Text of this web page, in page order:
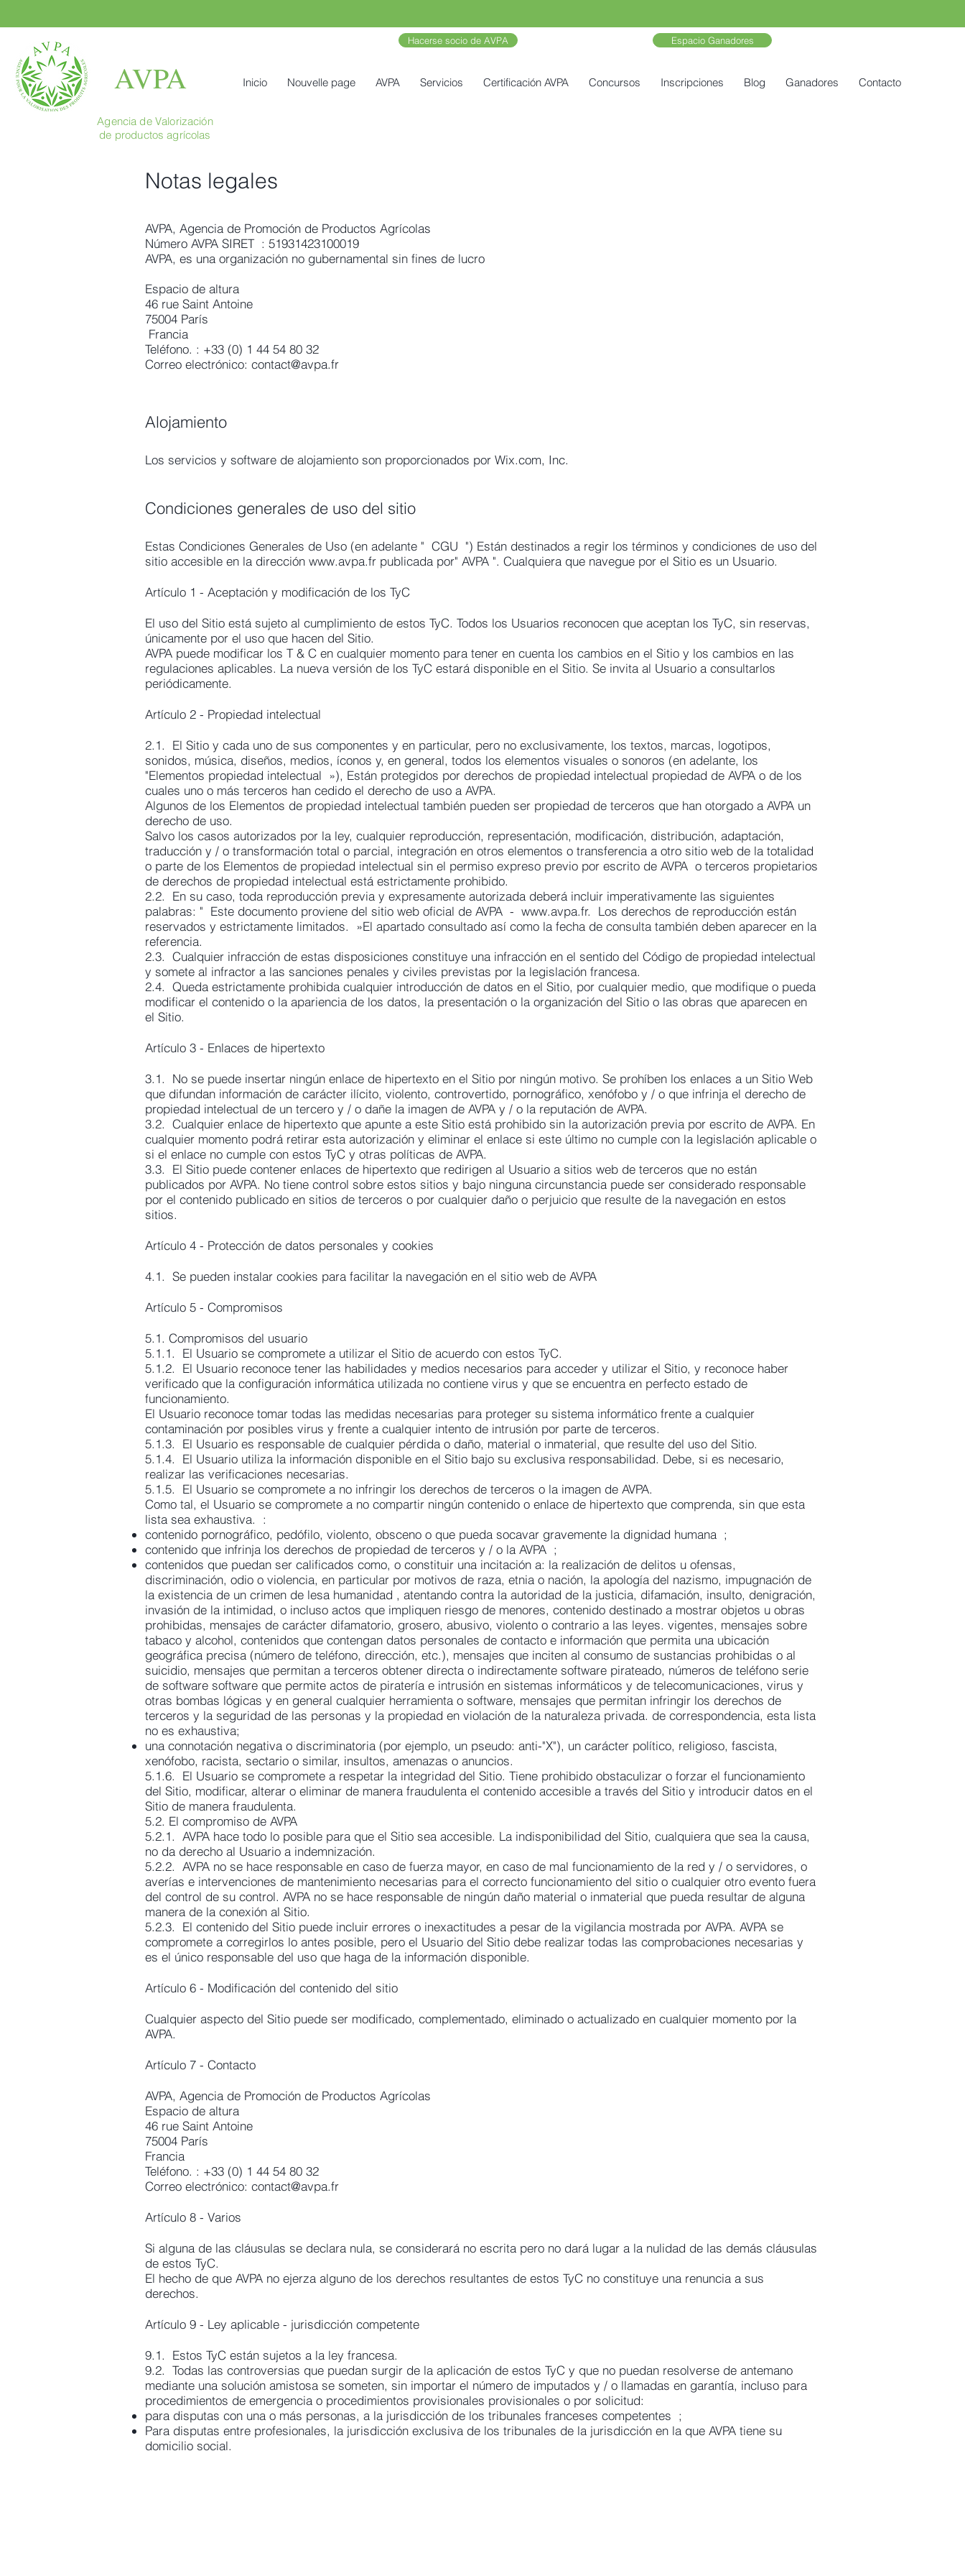
AVPA
Hacerse socio de AVPA Espacio Ganadores
Inicio Nouvelle page AVPA Servicios Certificación AVPA Concursos Inscripciones Blog Ganadores Contacto
Agencia de Valorización
de productos agrícolas
Notas legales
AVPA, Agencia de Promoción de Productos Agrícolas
Número AVPA SIRET : 51931423100019
AVPA, es una organización no gubernamental sin fines de lucro
Espacio de altura
46 rue Saint Antoine
75004 París
​ Francia
Teléfono. : +33 (0) 1 44 54 80 32
Correo electrónico: contact@avpa.fr
Alojamiento
Los servicios y software de alojamiento son proporcionados por Wix.com, Inc.
Condiciones generales de uso del sitio
Estas Condiciones Generales de Uso (en adelante " CGU ") Están destinados a regir los términos y condiciones de uso del
sitio accesible en la dirección www.avpa.fr publicada por" AVPA ". Cualquiera que navegue por el Sitio es un Usuario.
Artículo 1 - Aceptación y modificación de los TyC
El uso del Sitio está sujeto al cumplimiento de estos TyC. Todos los Usuarios reconocen que aceptan los TyC, sin reservas,
únicamente por el uso que hacen del Sitio.
AVPA puede modificar los T & C en cualquier momento para tener en cuenta los cambios en el Sitio y los cambios en las
regulaciones aplicables. La nueva versión de los TyC estará disponible en el Sitio. Se invita al Usuario a consultarlos
periódicamente.
Artículo 2 - Propiedad intelectual
2.1. El Sitio y cada uno de sus componentes y en particular, pero no exclusivamente, los textos, marcas, logotipos,
sonidos, música, diseños, medios, íconos y, en general, todos los elementos visuales o sonoros (en adelante, los
"Elementos propiedad intelectual »), Están protegidos por derechos de propiedad intelectual propiedad de AVPA o de los
cuales uno o más terceros han cedido el derecho de uso a AVPA.
Algunos de los Elementos de propiedad intelectual también pueden ser propiedad de terceros que han otorgado a AVPA un
derecho de uso.
Salvo los casos autorizados por la ley, cualquier reproducción, representación, modificación, distribución, adaptación,
traducción y / o transformación total o parcial, integración en otros elementos o transferencia a otro sitio web de la totalidad
o parte de los Elementos de propiedad intelectual sin el permiso expreso previo por escrito de AVPA o terceros propietarios
de derechos de propiedad intelectual está estrictamente prohibido.
2.2. En su caso, toda reproducción previa y expresamente autorizada deberá incluir imperativamente las siguientes
palabras: " Este documento proviene del sitio web oficial de AVPA - www.avpa.fr. Los derechos de reproducción están
reservados y estrictamente limitados. »El apartado consultado así como la fecha de consulta también deben aparecer en la
referencia.
2.3. Cualquier infracción de estas disposiciones constituye una infracción en el sentido del Código de propiedad intelectual
y somete al infractor a las sanciones penales y civiles previstas por la legislación francesa.
2.4. Queda estrictamente prohibida cualquier introducción de datos en el Sitio, por cualquier medio, que modifique o pueda
modificar el contenido o la apariencia de los datos, la presentación o la organización del Sitio o las obras que aparecen en
el Sitio.
Artículo 3 - Enlaces de hipertexto
3.1. No se puede insertar ningún enlace de hipertexto en el Sitio por ningún motivo. Se prohíben los enlaces a un Sitio Web
que difundan información de carácter ilícito, violento, controvertido, pornográfico, xenófobo y / o que infrinja el derecho de
propiedad intelectual de un tercero y / o dañe la imagen de AVPA y / o la reputación de AVPA.
3.2. Cualquier enlace de hipertexto que apunte a este Sitio está prohibido sin la autorización previa por escrito de AVPA. En
cualquier momento podrá retirar esta autorización y eliminar el enlace si este último no cumple con la legislación aplicable o
si el enlace no cumple con estos TyC y otras políticas de AVPA.
3.3. El Sitio puede contener enlaces de hipertexto que redirigen al Usuario a sitios web de terceros que no están
publicados por AVPA. No tiene control sobre estos sitios y bajo ninguna circunstancia puede ser considerado responsable
por el contenido publicado en sitios de terceros o por cualquier daño o perjuicio que resulte de la navegación en estos
sitios.
Artículo 4 - Protección de datos personales y cookies
4.1. Se pueden instalar cookies para facilitar la navegación en el sitio web de AVPA
Artículo 5 - Compromisos
5.1. Compromisos del usuario
5.1.1. El Usuario se compromete a utilizar el Sitio de acuerdo con estos TyC.
5.1.2. El Usuario reconoce tener las habilidades y medios necesarios para acceder y utilizar el Sitio, y reconoce haber
verificado que la configuración informática utilizada no contiene virus y que se encuentra en perfecto estado de
funcionamiento.
El Usuario reconoce tomar todas las medidas necesarias para proteger su sistema informático frente a cualquier
contaminación por posibles virus y frente a cualquier intento de intrusión por parte de terceros.
5.1.3. El Usuario es responsable de cualquier pérdida o daño, material o inmaterial, que resulte del uso del Sitio.
5.1.4. El Usuario utiliza la información disponible en el Sitio bajo su exclusiva responsabilidad. Debe, si es necesario,
realizar las verificaciones necesarias.
5.1.5. El Usuario se compromete a no infringir los derechos de terceros o la imagen de AVPA.
Como tal, el Usuario se compromete a no compartir ningún contenido o enlace de hipertexto que comprenda, sin que esta
lista sea exhaustiva. :
contenido pornográfico, pedófilo, violento, obsceno o que pueda socavar gravemente la dignidad humana ;
contenido que infrinja los derechos de propiedad de terceros y / o la AVPA ;
contenidos que puedan ser calificados como, o constituir una incitación a: la realización de delitos u ofensas,
discriminación, odio o violencia, en particular por motivos de raza, etnia o nación, la apología del nazismo, impugnación de
la existencia de un crimen de lesa humanidad , atentando contra la autoridad de la justicia, difamación, insulto, denigración,
invasión de la intimidad, o incluso actos que impliquen riesgo de menores, contenido destinado a mostrar objetos u obras
prohibidas, mensajes de carácter difamatorio, grosero, abusivo, violento o contrario a las leyes. vigentes, mensajes sobre
tabaco y alcohol, contenidos que contengan datos personales de contacto e información que permita una ubicación
geográfica precisa (número de teléfono, dirección, etc.), mensajes que inciten al consumo de sustancias prohibidas o al
suicidio, mensajes que permitan a terceros obtener directa o indirectamente software pirateado, números de teléfono serie
de software software que permite actos de piratería e intrusión en sistemas informáticos y de telecomunicaciones, virus y
otras bombas lógicas y en general cualquier herramienta o software, mensajes que permitan infringir los derechos de
terceros y la seguridad de las personas y la propiedad en violación de la naturaleza privada. de correspondencia, esta lista
no es exhaustiva;
una connotación negativa o discriminatoria (por ejemplo, un pseudo: anti-"X"), un carácter político, religioso, fascista,
xenófobo, racista, sectario o similar, insultos, amenazas o anuncios.
5.1.6. El Usuario se compromete a respetar la integridad del Sitio. Tiene prohibido obstaculizar o forzar el funcionamiento
del Sitio, modificar, alterar o eliminar de manera fraudulenta el contenido accesible a través del Sitio y introducir datos en el
Sitio de manera fraudulenta.
5.2. El compromiso de AVPA
5.2.1. AVPA hace todo lo posible para que el Sitio sea accesible. La indisponibilidad del Sitio, cualquiera que sea la causa,
no da derecho al Usuario a indemnización.
5.2.2. AVPA no se hace responsable en caso de fuerza mayor, en caso de mal funcionamiento de la red y / o servidores, o
averías e intervenciones de mantenimiento necesarias para el correcto funcionamiento del sitio o cualquier otro evento fuera
del control de su control. AVPA no se hace responsable de ningún daño material o inmaterial que pueda resultar de alguna
manera de la conexión al Sitio.
5.2.3. El contenido del Sitio puede incluir errores o inexactitudes a pesar de la vigilancia mostrada por AVPA. AVPA se
compromete a corregirlos lo antes posible, pero el Usuario del Sitio debe realizar todas las comprobaciones necesarias y
es el único responsable del uso que haga de la información disponible.
Artículo 6 - Modificación del contenido del sitio
Cualquier aspecto del Sitio puede ser modificado, complementado, eliminado o actualizado en cualquier momento por la
AVPA.
Artículo 7 - Contacto
AVPA, Agencia de Promoción de Productos Agrícolas
Espacio de altura
46 rue Saint Antoine
75004 París
Francia
Teléfono. : +33 (0) 1 44 54 80 32
Correo electrónico: contact@avpa.fr
Artículo 8 - Varios
Si alguna de las cláusulas se declara nula, se considerará no escrita pero no dará lugar a la nulidad de las demás cláusulas
de estos TyC.
El hecho de que AVPA no ejerza alguno de los derechos resultantes de estos TyC no constituye una renuncia a sus
derechos.
Artículo 9 - Ley aplicable - jurisdicción competente
9.1. Estos TyC están sujetos a la ley francesa.
9.2. Todas las controversias que puedan surgir de la aplicación de estos TyC y que no puedan resolverse de antemano
mediante una solución amistosa se someten, sin importar el número de imputados y / o llamadas en garantía, incluso para
procedimientos de emergencia o procedimientos provisionales provisionales o por solicitud:
para disputas con una o más personas, a la jurisdicción de los tribunales franceses competentes ;
Para disputas entre profesionales, la jurisdicción exclusiva de los tribunales de la jurisdicción en la que AVPA tiene su
domicilio social.